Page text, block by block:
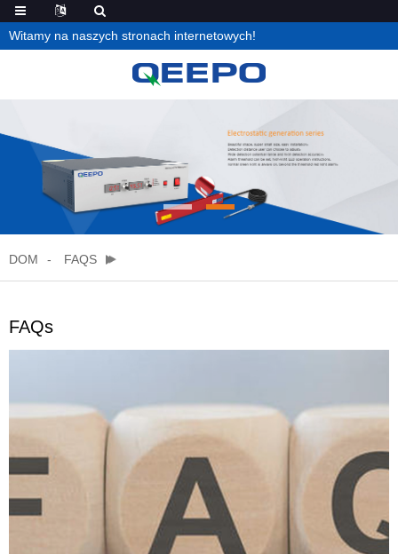
Witamy na naszych stronach internetowych!
DOM FAQS
FAQs